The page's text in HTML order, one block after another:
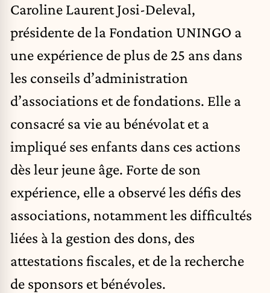
Caroline Laurent Josi-Deleval,
présidente de la Fondation UNINGO a
une expérience de plus de 25 ans dans
les conseils d’administration
d’associations et de fondations. Elle a
consacré sa vie au bénévolat et a
impliqué ses enfants dans ces actions
dès leur jeune âge. Forte de son
expérience, elle a observé les défis des
associations, notamment les difficultés
liées à la gestion des dons, des
attestations fiscales, et de la recherche
de sponsors et bénévoles.